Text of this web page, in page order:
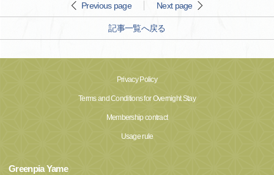
Previous page Next page
記事一覧へ戻る
Privacy Policy
Terms and Conditions for Overnight Stay
Membership contract
Usage rule
Greenpia Yame